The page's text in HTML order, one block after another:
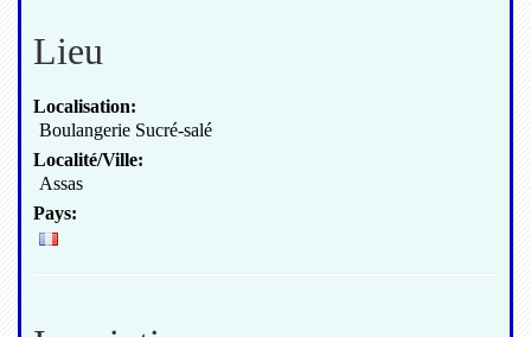
Lieu
Localisation:
Boulangerie Sucré-salé
Localité/Ville:
Assas
Pays: